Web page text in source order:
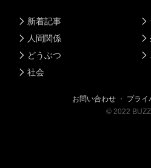
新着記事
人間関係
どうぶつ
社会
お問い合わせ ・ プライ
© 2022